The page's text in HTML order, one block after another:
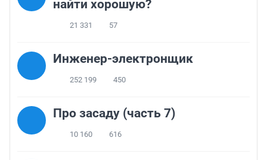
найти хорошую?
21 331 57
Инженер-электронщик
252 199 450
Про засаду (часть 7)
10 160 616